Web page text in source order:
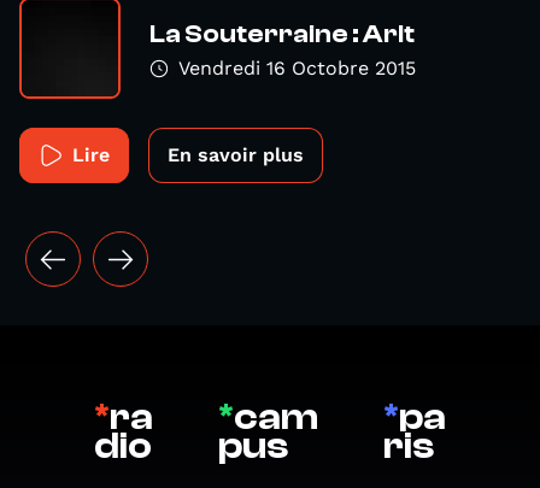
La Souterraine : Arlt
Vendredi 16 Octobre 2015
Lire En savoir plus
*ra
dio
*cam
pus
*pa
ris